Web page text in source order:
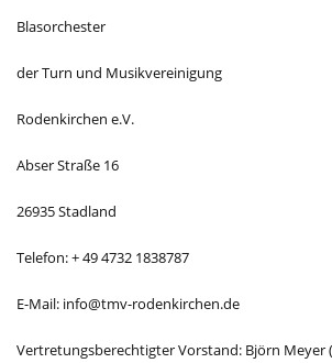
Blasorchester
der Turn und Musikvereinigung
Rodenkirchen e.V.
Abser Straße 16
26935 Stadland
Telefon: + 49 4732 1838787
E-Mail: info@tmv-rodenkirchen.de
Vertretungsberechtigter Vorstand: Björn Meyer